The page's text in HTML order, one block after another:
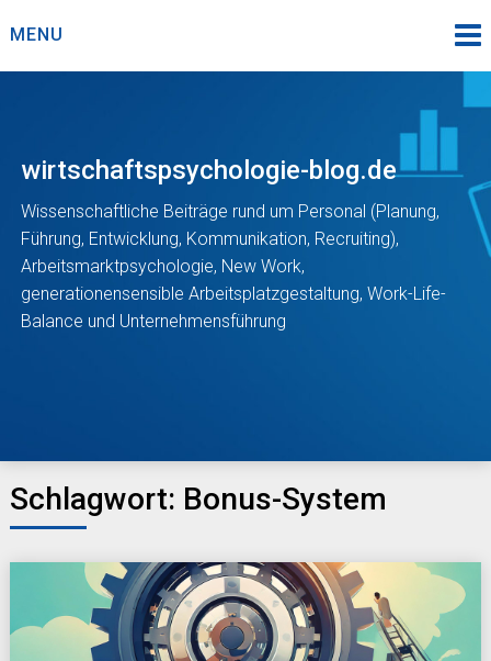
toMENU
wirtschaftspsychologie-blog.de
Wissenschaftliche Beiträge rund um Personal (Planung,
Führung, Entwicklung, Kommunikation, Recruiting),
Arbeitsmarktpsychologie, New Work,
generationensensible Arbeitsplatzgestaltung, Work-Life-
Balance und Unternehmensführung
Schlagwort: Bonus-System